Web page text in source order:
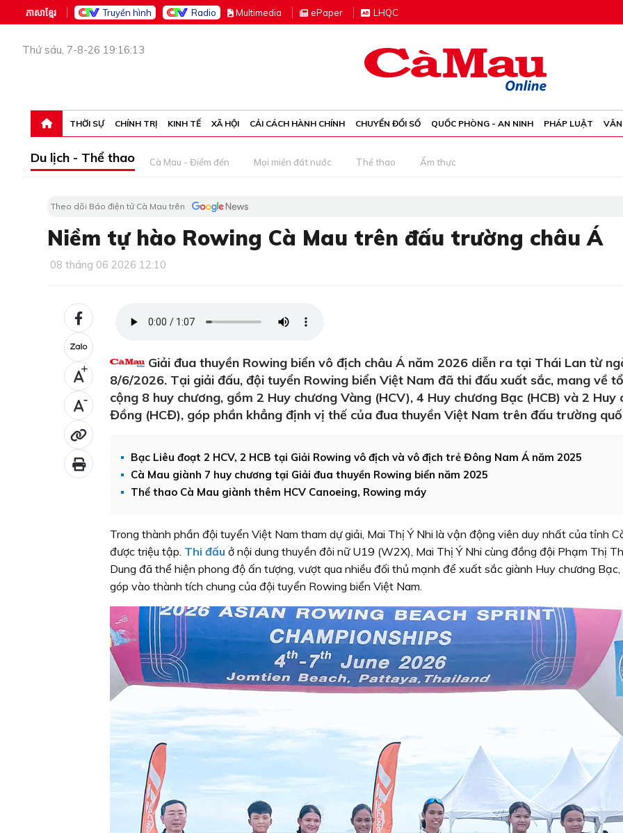
ភាសាខ្មែរ Truyền hình Radio Multimedia ePaper LHQC
Thứ sáu, 7-8-26 19:16:13
THỜI SỰ CHÍNH TRỊ KINH TẾ XÃ HỘI CẢI CÁCH HÀNH CHÍNH CHUYỂN ĐỔI SỐ QUỐC PHÒNG - AN NINH PHÁP LUẬT
Du lịch - Thể thao Cà Mau - Điểm đến Mọi miền đất nước Thể thao Ẩm thực
Theo dõi Báo điện tử Cà Mau trên
Niềm tự hào Rowing Cà Mau trên đấu trường châu Á
08 tháng 06 2026 12:10
+
-
Giải đua thuyền Rowing biển vô địch châu Á năm 2026 diễn ra tại Thái Lan từ
8/6/2026. Tại giải đấu, đội tuyển Rowing biển Việt Nam đã thi đấu xuất sắc, mang về
cộng 8 huy chương, gồm 2 Huy chương Vàng (HCV), 4 Huy chương Bạc (HCB) và 2 Huy
Đồng (HCĐ), góp phần khẳng định vị thế của đua thuyền Việt Nam trên đấu trường
Bạc Liêu đoạt 2 HCV, 2 HCB tại Giải Rowing vô địch và vô địch trẻ Đông Nam Á năm 2025
Cà Mau giành 7 huy chương tại Giải đua thuyền Rowing biển năm 2025
Thể thao Cà Mau giành thêm HCV Canoeing, Rowing máy
Trong thành phần đội tuyển Việt Nam tham dự giải, Mai Thị Ý Nhi là vận động viên duy nhất của tỉnh
được triệu tập. Thi đấu ở nội dung thuyền đôi nữ U19 (W2X), Mai Thị Ý Nhi cùng đồng đội Phạm Thị
Dung đã thể hiện phong độ ấn tượng, vượt qua nhiều đối thủ mạnh để xuất sắc giành Huy chương
góp vào thành tích chung của đội tuyển Rowing biển Việt Nam.